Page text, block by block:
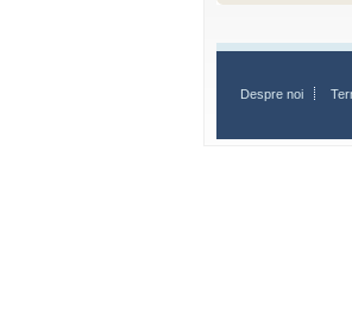
Despre noi